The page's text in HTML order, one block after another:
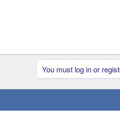
You must log in or